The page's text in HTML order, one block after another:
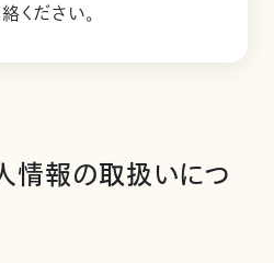
ください。
情報の取扱いにつ